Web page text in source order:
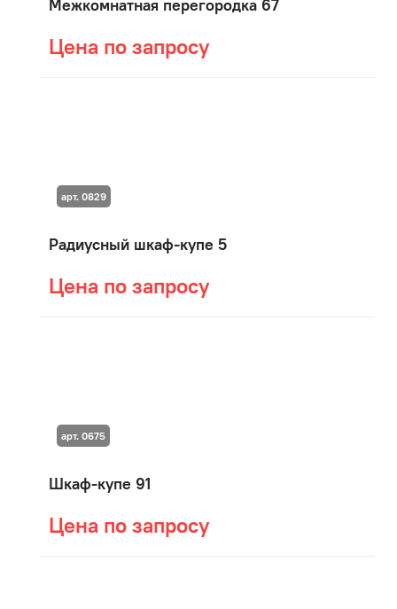
Межкомнатная перегородка 67
Цена по запросу
Радиусный шкаф-купе 5
Цена по запросу
арт. 0829
Шкаф-купе 91
Цена по запросу
арт. 0675